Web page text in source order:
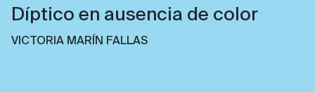
Díptico en ausencia de color
VICTORIA MARÍN FALLAS